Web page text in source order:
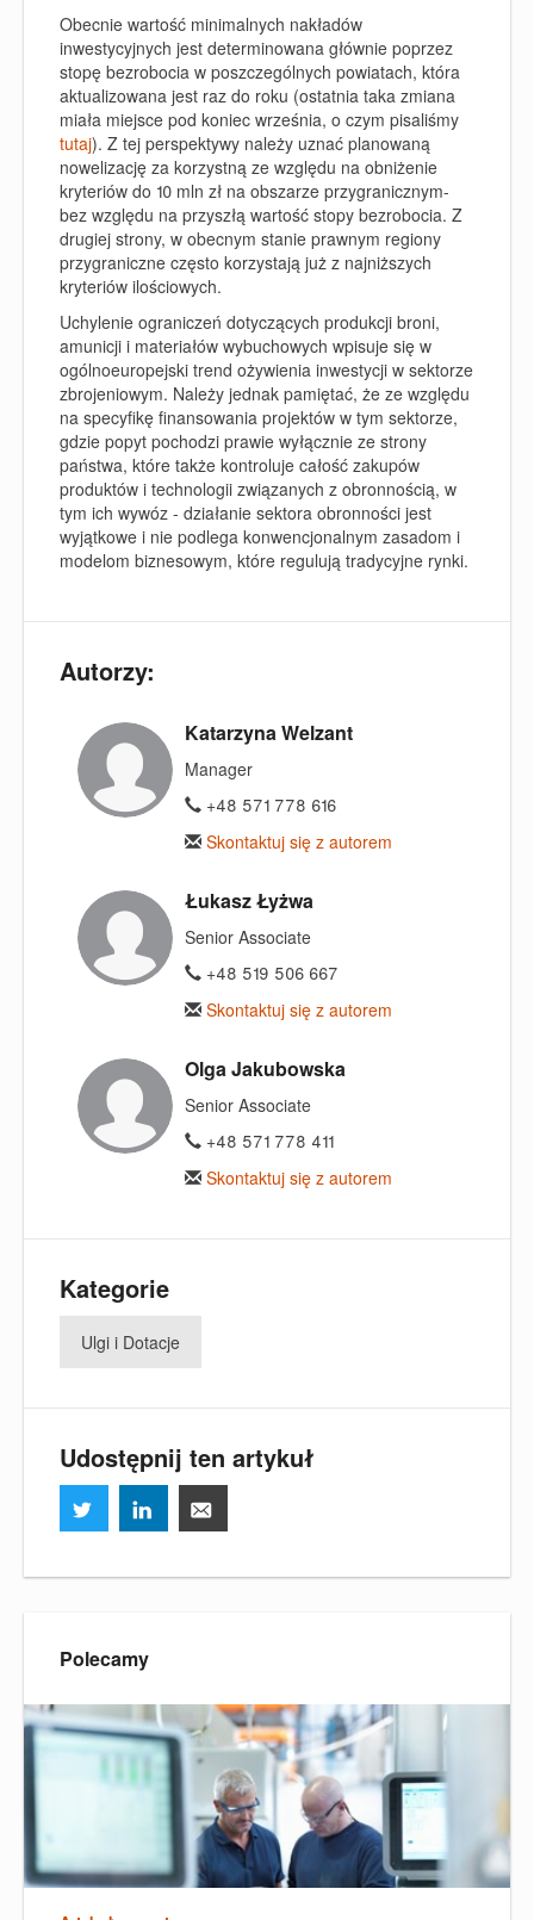
Obecnie wartość minimalnych nakładów
inwestycyjnych jest determinowana głównie poprzez
stopę bezrobocia w poszczególnych powiatach, która
aktualizowana jest raz do roku (ostatnia taka zmiana
miała miejsce pod koniec września, o czym pisaliśmy
tutaj). Z tej perspektywy należy uznać planowaną
nowelizację za korzystną ze względu na obniżenie
kryteriów do 10 mln zł na obszarze przygranicznym-
bez względu na przyszłą wartość stopy bezrobocia. Z
drugiej strony, w obecnym stanie prawnym regiony
przygraniczne często korzystają już z najniższych
kryteriów ilościowych.
Uchylenie ograniczeń dotyczących produkcji broni,
amunicji i materiałów wybuchowych wpisuje się w
ogólnoeuropejski trend ożywienia inwestycji w sektorze
zbrojeniowym. Należy jednak pamiętać, że ze względu
na specyfikę finansowania projektów w tym sektorze,
gdzie popyt pochodzi prawie wyłącznie ze strony
państwa, które także kontroluje całość zakupów
produktów i technologii związanych z obronnością, w
tym ich wywóz - działanie sektora obronności jest
wyjątkowe i nie podlega konwencjonalnym zasadom i
modelom biznesowym, które regulują tradycyjne rynki.
Autorzy:
Katarzyna Welzant
Manager
+48 571 778 616
Skontaktuj się z autorem
Łukasz Łyżwa
Senior Associate
+48 519 506 667
Skontaktuj się z autorem
Olga Jakubowska
Senior Associate
+48 571 778 411
Skontaktuj się z autorem
Kategorie
Ulgi i Dotacje
Udostępnij ten artykuł
Polecamy